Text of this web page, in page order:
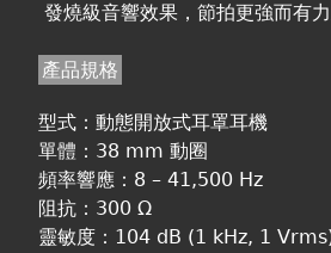
發燒級音響效果，節拍更強而有力
產品規格
型式：動態開放式耳罩耳機
單體：38 mm 動圈
頻率響應：8 – 41,500 Hz
阻抗：300 Ω
靈敏度：104 dB (1 kHz, 1